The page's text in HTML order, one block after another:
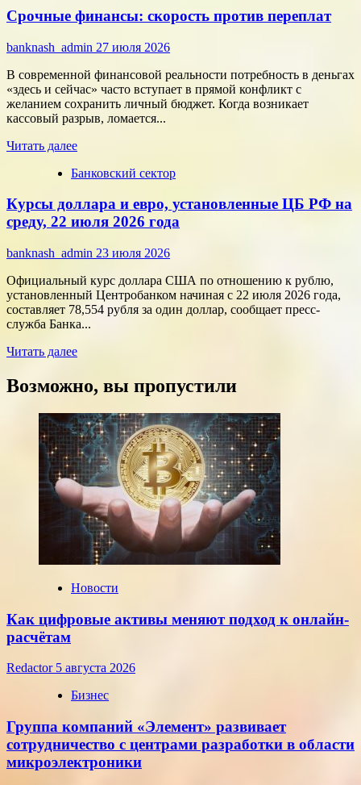
за
внимание:
как
удивить
современного
потребителя
с
помощью
технологий
Срочные финансы: скорость против переплат
banknash_admin 27 июля 2026
В современной финансовой реальности потребность в деньгах
«здесь и сейчас» часто вступает в прямой конфликт с
желанием сохранить личный бюджет. Когда возникает
кассовый разрыв, ломается...
Читать далееПрочитать
о
финансы:
скорость
против
переплат
Банковский сектор
Курсы доллара и евро, установленные ЦБ РФ на
среду, 22 июля 2026 года
banknash_admin 23 июля 2026
Официальный курс доллара США по отношению к рублю,
установленный Центробанком начиная с 22 июля 2026 года,
составляет 78,554 рубля за один доллар, сообщает пресс-
служба Банка...
Читать далееПрочитать
Курсы
и
евро,
установленные
ЦБ
РФ
на
среду,
22
июля
2026
года
Возможно, вы пропустили
Новости
Как цифровые активы меняют подход к онлайн-
расчётам
Redactor 5 августа 2026
Бизнес
Группа компаний «Элемент» развивает
сотрудничество с центрами разработки в области
микроэлектроники